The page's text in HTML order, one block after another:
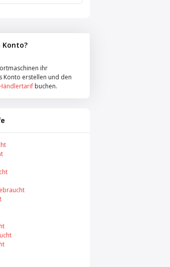
Konto?
ihr
Konto erstellen und den
buchen.